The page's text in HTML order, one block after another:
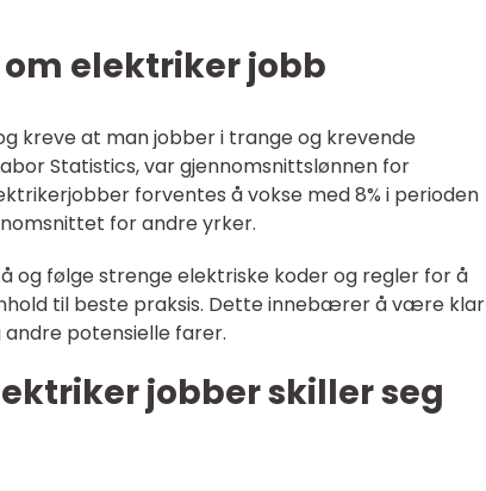
elektriker jobb
kreve at man jobber i trange og krevende
Statistics, var gjennomsnittslønnen for
forventes å vokse med 8% i perioden
for andre yrker.
og følge strenge elektriske koder og regler for å
til beste praksis. Dette innebærer å være klar
potensielle farer.
jobber skiller seg